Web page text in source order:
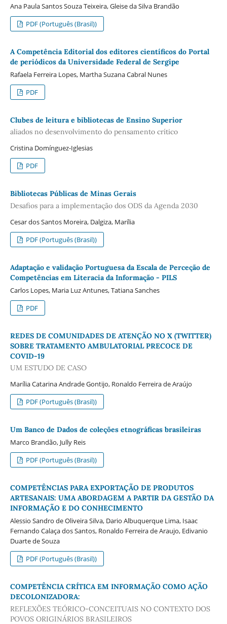
Ana Paula Santos Souza Teixeira, Gleise da Silva Brandão
PDF (Português (Brasil))
A Competência Editorial dos editores científicos do Portal
de periódicos da Universidade Federal de Sergipe
Rafaela Ferreira Lopes, Martha Suzana Cabral Nunes
PDF
Clubes de leitura e bibliotecas de Ensino Superior
aliados no desenvolvimento do pensamento crítico
Cristina Domínguez-Iglesias
PDF
Bibliotecas Públicas de Minas Gerais
Desafios para a implementação dos ODS da Agenda 2030
Cesar dos Santos Moreira, Dalgiza, Marília
PDF (Português (Brasil))
Adaptação e validação Portuguesa da Escala de Perceção de
Competências em Literacia da Informação - PILS
Carlos Lopes, Maria Luz Antunes, Tatiana Sanches
PDF
REDES DE COMUNIDADES DE ATENÇÃO NO X (TWITTER)
SOBRE TRATAMENTO AMBULATORIAL PRECOCE DE
COVID-19
UM ESTUDO DE CASO
Marília Catarina Andrade Gontijo, Ronaldo Ferreira de Araújo
PDF (Português (Brasil))
Um Banco de Dados de coleções etnográficas brasileiras
Marco Brandão, Jully Reis
PDF (Português (Brasil))
COMPETÊNCIAS PARA EXPORTAÇÃO DE PRODUTOS
ARTESANAIS: UMA ABORDAGEM A PARTIR DA GESTÃO DA
INFORMAÇÃO E DO CONHECIMENTO
Alessio Sandro de Oliveira Silva, Dario Albuquerque Lima, Isaac
Fernando Calaça dos Santos, Ronaldo Ferreira de Araujo, Edivanio
Duarte de Souza
PDF (Português (Brasil))
COMPETÊNCIA CRÍTICA EM INFORMAÇÃO COMO AÇÃO
DECOLONIZADORA:
REFLEXÕES TEÓRICO-CONCEITUAIS NO CONTEXTO DOS
POVOS ORIGINÁRIOS BRASILEIROS